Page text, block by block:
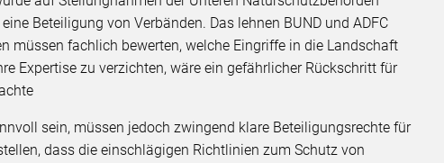
Beteiligung von Verbänden. Das lehnen BUND und ADFC
müssen fachlich bewerten, welche Eingriffe in die Landschaft
Expertise zu verzichten, wäre ein gefährlicher Rückschritt für
sein, müssen jedoch zwingend klare Beteiligungsrechte für
dass die einschlägigen Richtlinien zum Schutz von